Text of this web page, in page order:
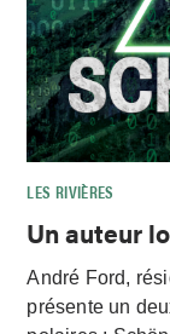
LES RIVIÈRES
Un auteur
André Ford,
présente un